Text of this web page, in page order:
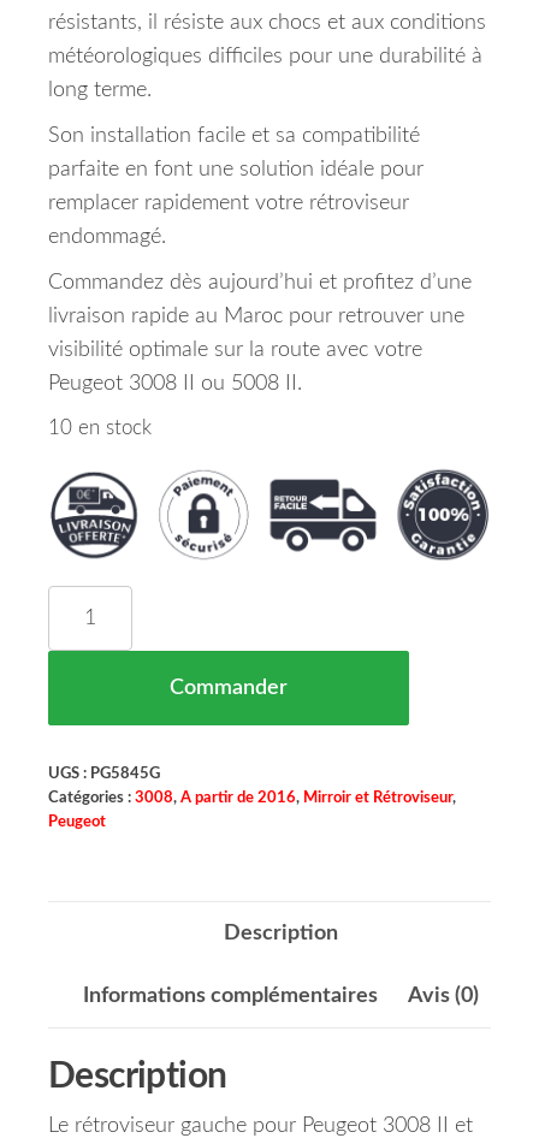
résistants, il résiste aux chocs et aux conditions
météorologiques difficiles pour une durabilité à
long terme.
Son installation facile et sa compatibilité
parfaite en font une solution idéale pour
remplacer rapidement votre rétroviseur
endommagé.
Commandez dès aujourd’hui et profitez d’une
livraison rapide au Maroc pour retrouver une
visibilité optimale sur la route avec votre
Peugeot 3008 II ou 5008 II.
10 en stock
Commander
UGS : PG5845G
Catégories : 3008, A partir de 2016, Mirroir et Rétroviseur,
Peugeot
Description
Informations complémentaires Avis (0)
Description
Le rétroviseur gauche pour Peugeot 3008 II et